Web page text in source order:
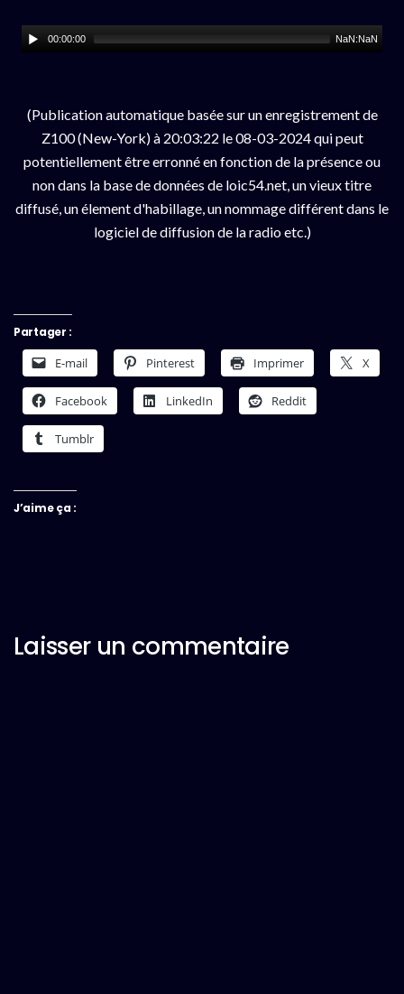
00:00:00 NaN:NaN
(Publication automatique basée sur un enregistrement de
Z100 (New-York) à 20:03:22 le 08-03-2024 qui peut
potentiellement être erronné en fonction de la présence ou
non dans la base de données de loic54.net, un vieux titre
diffusé, un élement d'habillage, un nommage différent dans le
logiciel de diffusion de la radio etc.)
Partager :
E-mail Pinterest Imprimer X
Facebook LinkedIn Reddit
Tumblr
J’aime ça :
Laisser un commentaire